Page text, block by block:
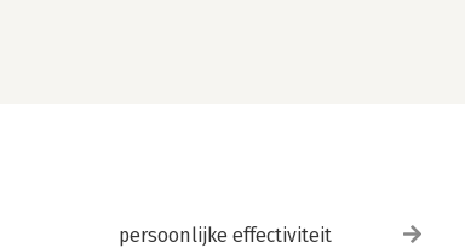
persoonlijke effectiviteit